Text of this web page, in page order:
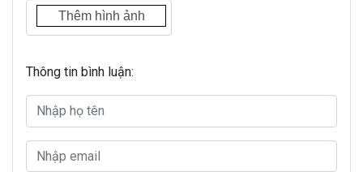
Thông tin bình luận: